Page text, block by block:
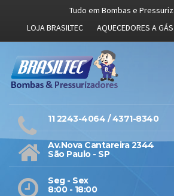
Tudo em Bombas e
LOJA BRASILTEC
AQUECEDORES A GÁS
11 2243-4064 / 4371-8340
Av.Nova Cantareira 2344
São Paulo - SP
Seg - Sex
8:00 - 18:00